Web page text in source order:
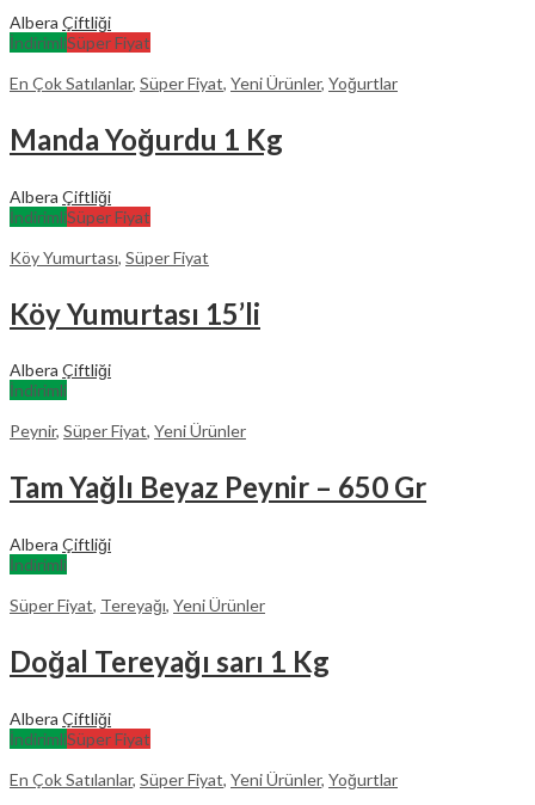
Albera Çiftliği
İndirimliSüper Fiyat
En Çok Satılanlar, Süper Fiyat, Yeni Ürünler, Yoğurtlar
Manda Yoğurdu 1 Kg
Albera Çiftliği
İndirimliSüper Fiyat
Köy Yumurtası, Süper Fiyat
Köy Yumurtası 15’li
Albera Çiftliği
İndirimli
Peynir, Süper Fiyat, Yeni Ürünler
Tam Yağlı Beyaz Peynir – 650 Gr
Albera Çiftliği
İndirimli
Süper Fiyat, Tereyağı, Yeni Ürünler
Doğal Tereyağı sarı 1 Kg
Albera Çiftliği
İndirimliSüper Fiyat
En Çok Satılanlar, Süper Fiyat, Yeni Ürünler, Yoğurtlar